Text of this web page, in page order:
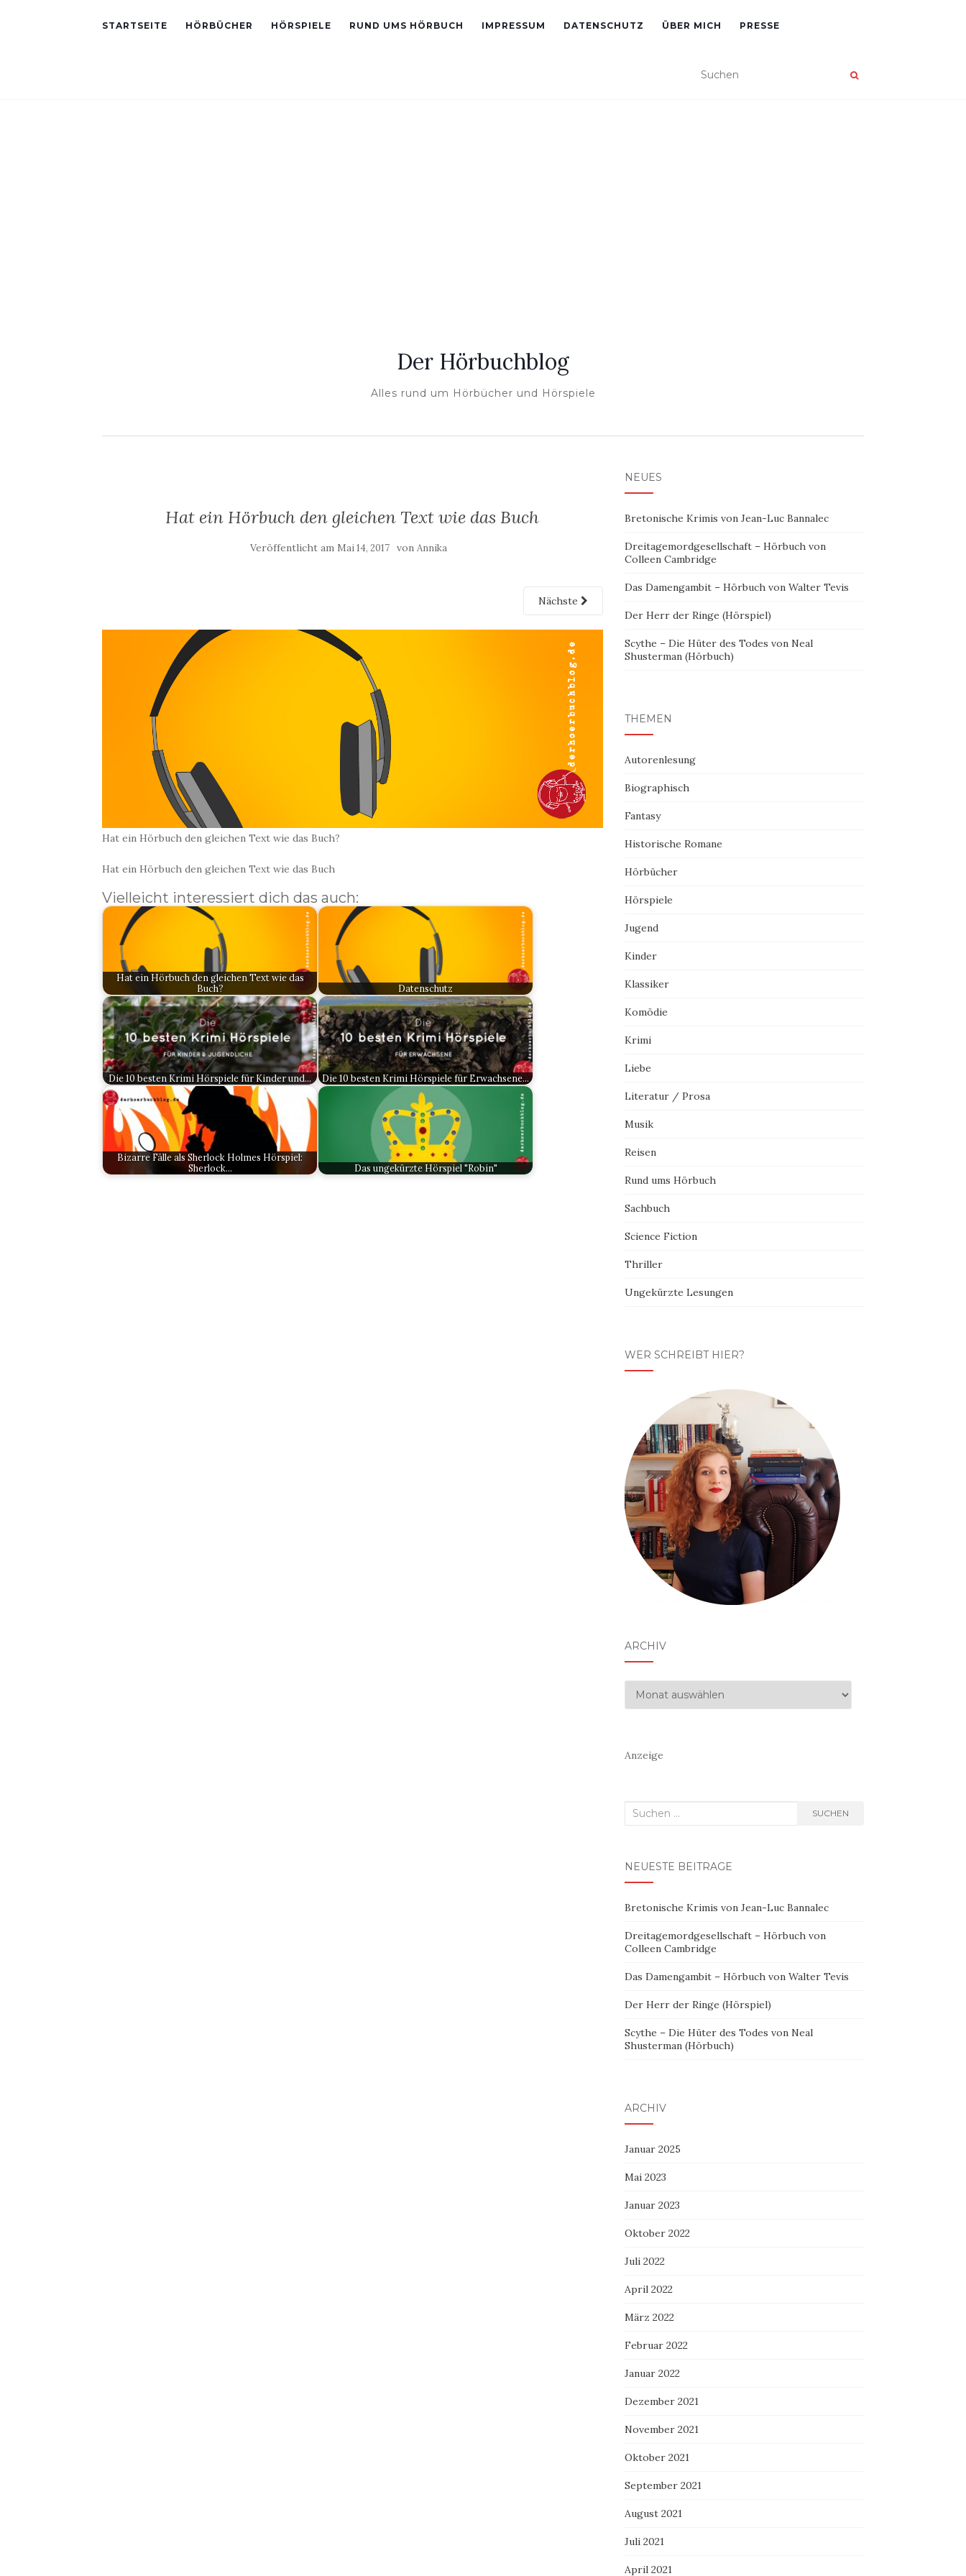
STARTSEITE HÖRBÜCHER HÖRSPIELE RUND UMS HÖRBUCH IMPRESSUM DATENSCHUTZ ÜBER MICH PRESSE
Der Hörbuchblog
Alles rund um Hörbücher und Hörspiele
Hat ein Hörbuch den gleichen Text wie das Buch
Veröffentlicht am Mai 14, 2017 vonAnnika
Nächste
Hat ein Hörbuch den gleichen Text wie das Buch?
Hat ein Hörbuch den gleichen Text wie das Buch
Vielleicht interessiert dich das auch:
Hat ein Hörbuch den gleichen Text wie das
Buch?
Datenschutz
Die 10 besten Krimi Hörspiele für Kinder und… Die 10 besten Krimi Hörspiele für Erwachsene…
Bizarre Fälle als Sherlock Holmes Hörspiel:
Sherlock…
Das ungekürzte Hörspiel "Robin"
NEUES
Bretonische Krimis von Jean-Luc Bannalec
Dreitagemordgesellschaft – Hörbuch von
Colleen Cambridge
Das Damengambit – Hörbuch von Walter Tevis
Der Herr der Ringe (Hörspiel)
Scythe – Die Hüter des Todes von Neal
Shusterman (Hörbuch)
THEMEN
Autorenlesung
Biographisch
Fantasy
Historische Romane
Hörbücher
Hörspiele
Jugend
Kinder
Klassiker
Komödie
Krimi
Liebe
Literatur / Prosa
Musik
Reisen
Rund ums Hörbuch
Sachbuch
Science Fiction
Thriller
Ungekürzte Lesungen
WER SCHREIBT HIER?
ARCHIV
Archiv
Anzeige
Suchen
SUCHEN
NEUESTE BEITRÄGE
Bretonische Krimis von Jean-Luc Bannalec
Dreitagemordgesellschaft – Hörbuch von
Colleen Cambridge
Das Damengambit – Hörbuch von Walter Tevis
Der Herr der Ringe (Hörspiel)
Scythe – Die Hüter des Todes von Neal
Shusterman (Hörbuch)
ARCHIV
Januar 2025
Mai 2023
Januar 2023
Oktober 2022
Juli 2022
April 2022
März 2022
Februar 2022
Januar 2022
Dezember 2021
November 2021
Oktober 2021
September 2021
August 2021
Juli 2021
April 2021